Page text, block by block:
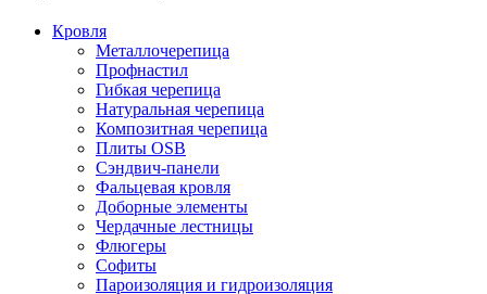
Кровля
Металлочерепица
Профнастил
Гибкая черепица
Натуральная черепица
Композитная черепица
Плиты OSB
Сэндвич-панели
Фальцевая кровля
Доборные элементы
Чердачные лестницы
Флюгеры
Софиты
Пароизоляция и гидроизоляция